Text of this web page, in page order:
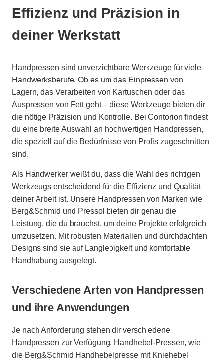
Effizienz und Präzision in
deiner Werkstatt
Handpressen sind unverzichtbare Werkzeuge für viele
Handwerksberufe. Ob es um das Einpressen von
Lagern, das Verarbeiten von Kartuschen oder das
Auspressen von Fett geht – diese Werkzeuge bieten dir
die nötige Präzision und Kontrolle. Bei Contorion findest
du eine breite Auswahl an hochwertigen Handpressen,
die speziell auf die Bedürfnisse von Profis zugeschnitten
sind.
Als Handwerker weißt du, dass die Wahl des richtigen
Werkzeugs entscheidend für die Effizienz und Qualität
deiner Arbeit ist. Unsere Handpressen von Marken wie
Berg&Schmid und Pressol bieten dir genau die
Leistung, die du brauchst, um deine Projekte erfolgreich
umzusetzen. Mit robusten Materialien und durchdachten
Designs sind sie auf Langlebigkeit und komfortable
Handhabung ausgelegt.
Verschiedene Arten von Handpressen
und ihre Anwendungen
Je nach Anforderung stehen dir verschiedene
Handpressen zur Verfügung. Handhebel-Pressen, wie
die Berg&Schmid Handhebelpresse mit Kniehebel